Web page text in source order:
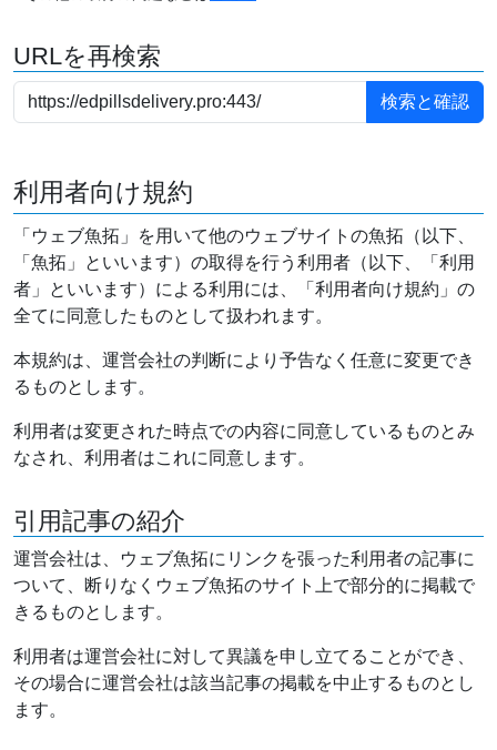
URLを再検索
利用者向け規約
「ウェブ魚拓」を用いて他のウェブサイトの魚拓（以下、
「魚拓」といいます）の取得を行う利用者（以下、「利用
者」といいます）による利用には、「利用者向け規約」の
全てに同意したものとして扱われます。
本規約は、運営会社の判断により予告なく任意に変更でき
るものとします。
利用者は変更された時点での内容に同意しているものとみ
なされ、利用者はこれに同意します。
引用記事の紹介
運営会社は、ウェブ魚拓にリンクを張った利用者の記事に
ついて、断りなくウェブ魚拓のサイト上で部分的に掲載で
きるものとします。
利用者は運営会社に対して異議を申し立てることができ、
その場合に運営会社は該当記事の掲載を中止するものとし
ます。